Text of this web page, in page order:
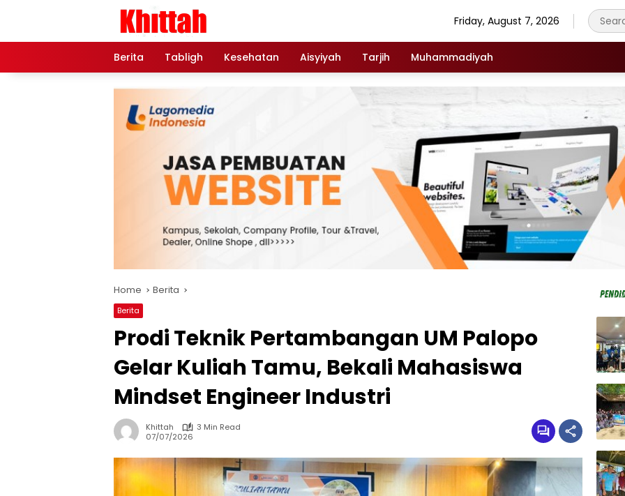
Friday, August 7, 2026
Berita Tabligh Kesehatan Aisyiyah Tarjih Muhammadiyah
Home Berita
Berita
Prodi Teknik Pertambangan UM Palopo
Gelar Kuliah Tamu, Bekali Mahasiswa
Mindset Engineer Industri
Khittah
3 Min Read
07/07/2026